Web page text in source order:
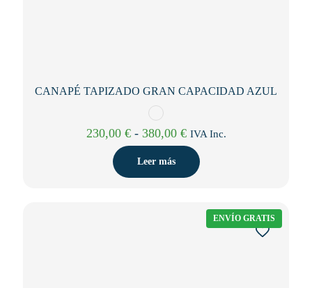
CANAPÉ TAPIZADO GRAN CAPACIDAD AZUL
230,00 € - 380,00 €Rango
de
precios:
desde
380,00 €
IVA Inc.
Leer más
ENVÍO GRATIS